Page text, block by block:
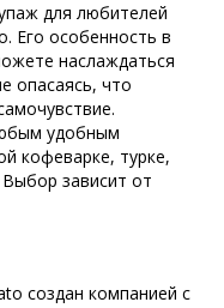
для любителей
Его особенность в
наслаждаться
опасаясь, что
удобным
кофеварке, турке,
зависит от
создан компанией с